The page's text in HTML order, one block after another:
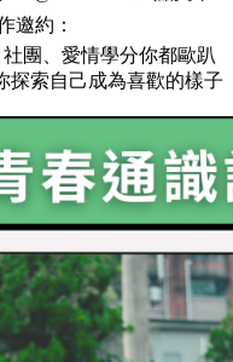
邀約：
社團、愛情學分你都歐趴
探索自己成為喜歡的樣子